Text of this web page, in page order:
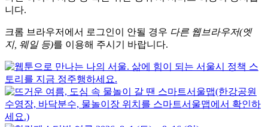
니다.
크롬 브라우저에서 로그인이 안될 경우 다른 웹브라우저(엣
지, 웨일 등)를 이용해 주시기 바랍니다.